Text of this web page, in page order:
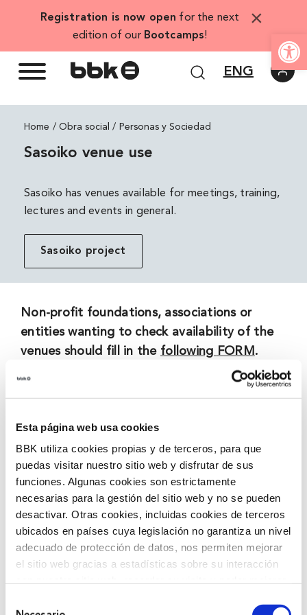
Esta página web usa cookies
BBK utiliza cookies propias y de terceros, para que
puedas visitar nuestro sitio web y disfrutar de sus
funciones. Algunas cookies son estrictamente
necesarias para la gestión del sitio web y no se pueden
desactivar. Otras cookies, incluidas cookies de terceros
ubicados en países cuya legislación no garantiza un nivel
adecuado de protección de datos, nos permiten mejorar
el sitio web gracias a estadísticas sobre su interacción
Registration is now open for the next
edition of our Bootcamps!
×
ENG
Home Personas y Sociedad
Sasoiko venue use
Sasoiko has venues available for meetings, training,
lectures and events in general.
Sasoiko project
Non-profit foundations, associations or
entities wanting to check availability of the
venues should fill in the following FORM .
You will need to carefully read the
‘Sasoiko Centre
Risk and Evacuation Protocol’before filling in the
Requests must be sent at least 5 days before the
date of the event. Submitting the information does
not guarantee that the venue is available or that the
event can be held.
We will contact you as soon as possible.